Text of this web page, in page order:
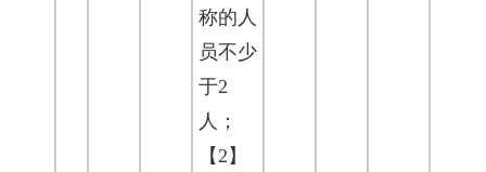
称的人
员不少
于2
人；
【2】